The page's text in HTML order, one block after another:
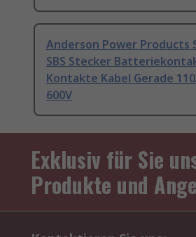
Anderson Power Products
SBS Stecker
Kontakte Kabel Gerade
600V
Exklusiv für Sie
Produkte und